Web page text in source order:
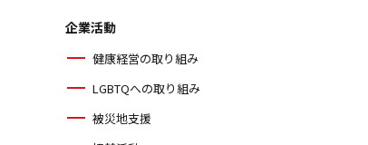
企業活動
健康経営の取り組み
LGBTQへの取り組み
被災地支援